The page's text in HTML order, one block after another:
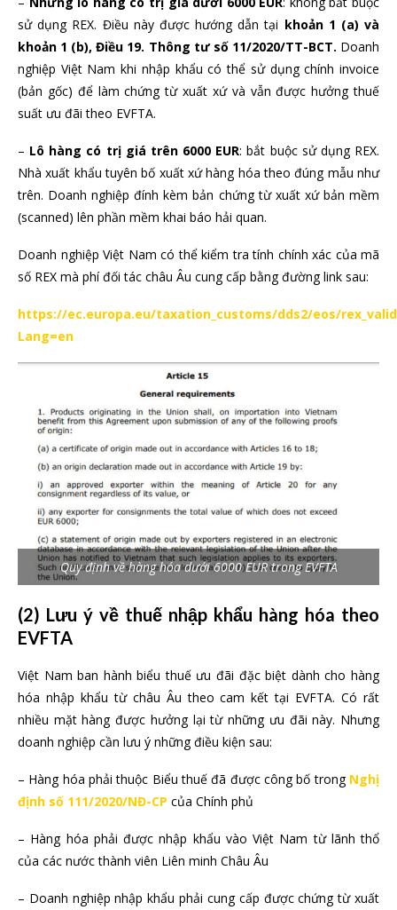
sử dụng REX. Điều này được hướng dẫn tại khoản 1 (a) và
khoản 1 (b), Điều 19. Thông tư số 11/2020/TT-BCT. Doanh
nghiệp Việt Nam khi nhập khẩu có thể sử dụng chính invoice
(bản gốc) để làm chứng từ xuất xứ và vẫn được hưởng thuế
suất ưu đãi theo EVFTA.
– Lô hàng có trị giá trên 6000 EUR: bắt buộc sử dụng REX.
Nhà xuất khẩu tuyên bố xuất xứ hàng hóa theo đúng mẫu như
trên. Doanh nghiệp đính kèm bản chứng từ xuất xứ bản mềm
(scanned) lên phần mềm khai báo hải quan.
Doanh nghiệp Việt Nam có thể kiểm tra tính chính xác của mã
số REX mà phí đối tác châu Âu cung cấp bằng đường link sau:
https://ec.europa.eu/taxation_customs/dds2/eos/
Lang=en
Quy định về hàng hóa dưới 6000 EUR trong EVFTA
(2) Lưu ý về thuế nhập khẩu hàng hóa theo
EVFTA
Việt Nam ban hành biểu thuế ưu đãi đặc biệt dành cho hàng
hóa nhập khẩu từ châu Âu theo cam kết tại EVFTA. Có rất
nhiều mặt hàng được hưởng lại từ những ưu đãi này. Nhưng
doanh nghiệp cần lưu ý những điều kiện sau:
– Hàng hóa phải thuộc Biểu thuế đã được công bố trong Nghị
định số 111/2020/NĐ-CP của Chính phủ
– Hàng hóa phải được nhập khẩu vào Việt Nam từ lãnh thổ
của các nước thành viên Liên minh Châu Âu
– Doanh nghiệp nhập khẩu phải cung cấp được chứng từ xuất